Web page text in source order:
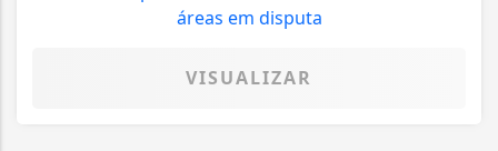
VISUALIZAR